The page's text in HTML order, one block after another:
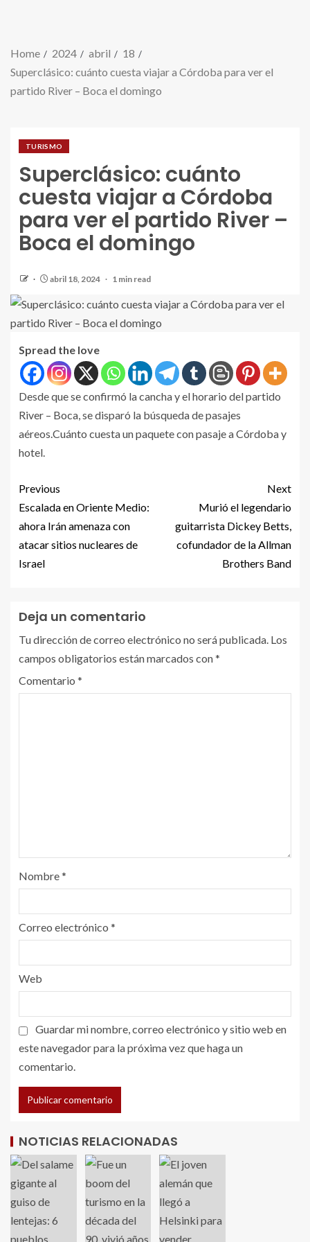
Home 2024 abril
18
Superclásico: cuánto cuesta viajar a Córdoba para ver el
partido River – Boca el domingo
TURISMO
Superclásico: cuánto
cuesta viajar a Córdoba
para ver el partido River –
Boca el domingo
abril 18, 2024 1 min read
Spread the love
Desde que se confirmó la cancha y el horario del partido
River – Boca, se disparó la búsqueda de pasajes
aéreos.Cuánto cuesta un paquete con pasaje a Córdoba y
hotel.
Previous
Escalada en Oriente Medio:
ahora Irán amenaza con
atacar sitios nucleares de
Israel
Next
Murió el legendario
guitarrista Dickey Betts,
cofundador de la Allman
Brothers Band
Deja un comentario
Tu dirección de correo electrónico no será publicada. Los
campos obligatorios están marcados con*
Comentario *
Nombre*
Correo electrónico *
Web
Guardar mi nombre, correo electrónico y sitio web en
este navegador para la próxima vez que haga un
comentario.
NOTICIAS RELACIONADAS